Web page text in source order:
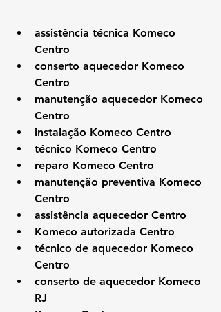
assistência técnica Komeco
Centro
conserto aquecedor Komeco
Centro
manutenção aquecedor Komeco
Centro
instalação Komeco Centro
técnico Komeco Centro
reparo Komeco Centro
manutenção preventiva Komeco
Centro
assistência aquecedor Centro
Komeco autorizada Centro
técnico de aquecedor Komeco
Centro
conserto de aquecedor Komeco
RJ